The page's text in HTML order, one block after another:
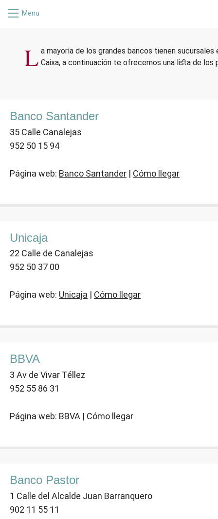
Menu
L a mayoría de los grandes bancos tienen
Caixa, a continuación te ofrecemos una lista de los
Banco Santander
35 Calle Canalejas
952 50 15 94
Página web: Banco Santander | Cómo llegar
Unicaja
22 Calle de Canalejas
952 50 37 00
Página web: Unicaja | Cómo llegar
BBVA
3 Av de Vivar Téllez
952 55 86 31
Página web: BBVA | Cómo llegar
Banco Pastor
1 Calle del Alcalde Juan Barranquero
902 11 55 11